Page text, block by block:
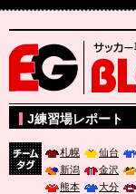
サッカー専門新聞
J練習場レポート
札幌 仙台
新潟
金沢
熊本
大分